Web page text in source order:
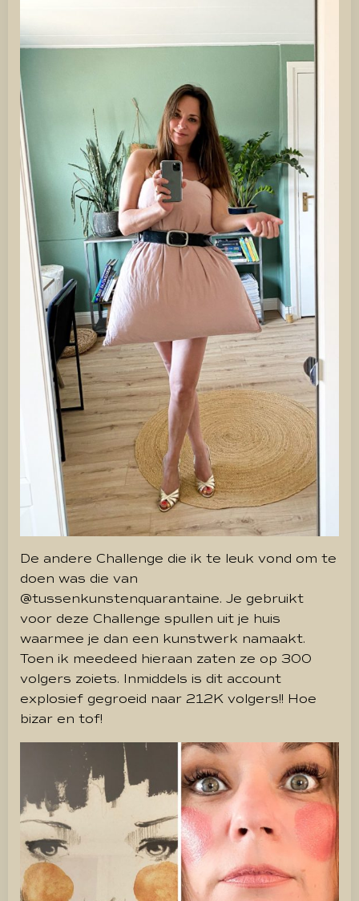
De andere Challenge die ik te leuk vond om te
doen was die van
@tussenkunstenquarantaine. Je gebruikt
voor deze Challenge spullen uit je huis
waarmee je dan een kunstwerk namaakt.
Toen ik meedeed hieraan zaten ze op 300
volgers zoiets. Inmiddels is dit account
explosief gegroeid naar 212K volgers!! Hoe
bizar en tof!